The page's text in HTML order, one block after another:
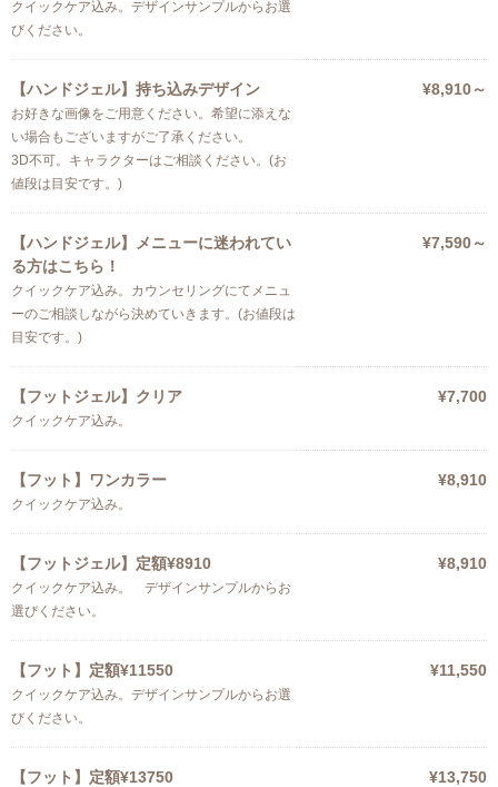
クイックケア込み。デザインサンプルからお選
びください。
【ハンドジェル】持ち込みデザイン
お好きな画像をご用意ください。希望に添えな
い場合もございますがご了承ください。
3D不可。キャラクターはご相談ください。(お
値段は目安です。)
¥8,910～
【ハンドジェル】メニューに迷われてい
る方はこちら！
クイックケア込み。カウンセリングにてメニュ
ーのご相談しながら決めていきます。(お値段は
目安です。)
¥7,590～
【フットジェル】クリア
クイックケア込み。
¥7,700
【フット】ワンカラー
クイックケア込み。
¥8,910
【フットジェル】定額¥8910
クイックケア込み。 デザインサンプルからお
選びください。
¥8,910
【フット】定額¥11550
クイックケア込み。デザインサンプルからお選
びください。
¥11,550
【フット】定額¥13750 ¥13,750